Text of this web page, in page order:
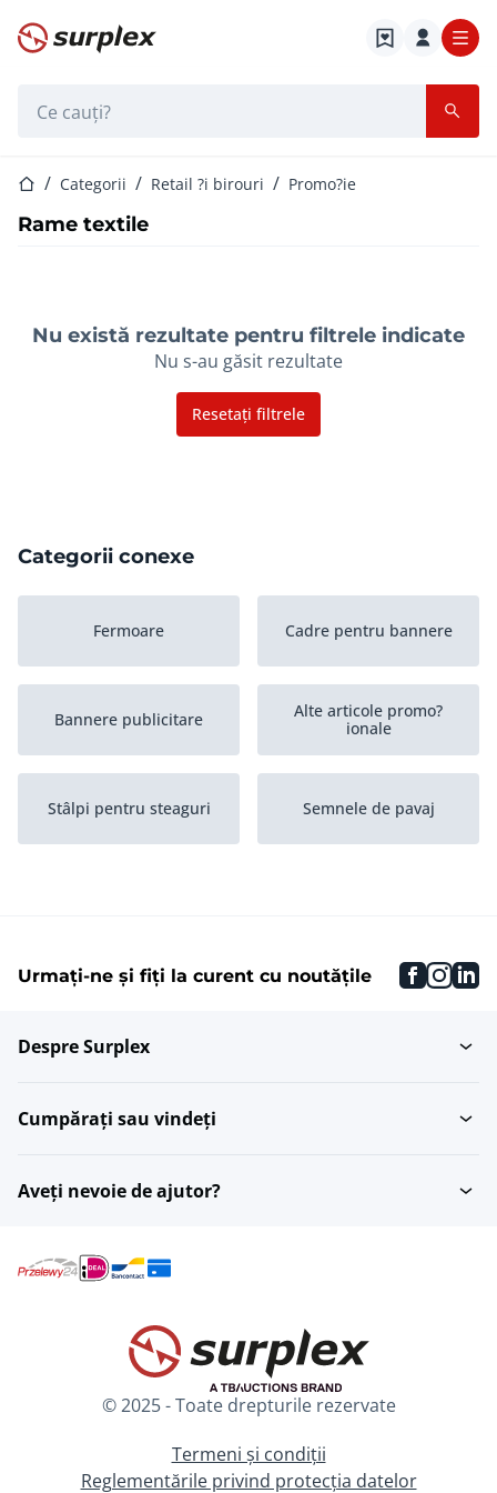
Pagina de start
Pagina de start
Categorii Retail ?i birouri Promo?ie
Rame textile
Nu există rezultate pentru filtrele indicate
Nu s-au găsit rezultate
Resetați filtrele
Categorii conexe
Fermoare Cadre pentru bannere
Bannere publicitare
Alte articole promo?
ionale
Stâlpi pentru steaguri Semnele de pavaj
Steaguri Panouri publicitare
Urmați-ne și fiți la curent cu noutățile
Despre Surplex
Cumpărați sau vindeți
Aveți nevoie de ajutor?
© 2025 - Toate drepturile rezervate
Termeni și condiții
Reglementările privind protecția datelor